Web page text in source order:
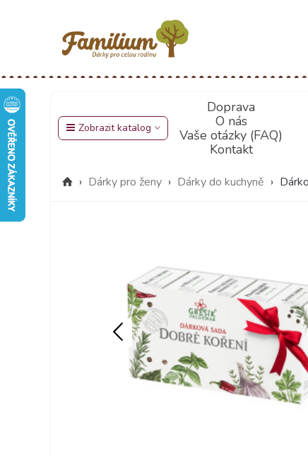
Zobrazit katalog
Doprava
O nás
Vaše otázky (FAQ)
Kontakt
› Dárky pro ženy › Dárky do kuchyně ›